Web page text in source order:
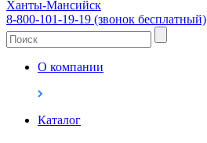
Ханты-Мансийск
8-800-101-19-19 (звонок бесплатный)
О компании
Каталог